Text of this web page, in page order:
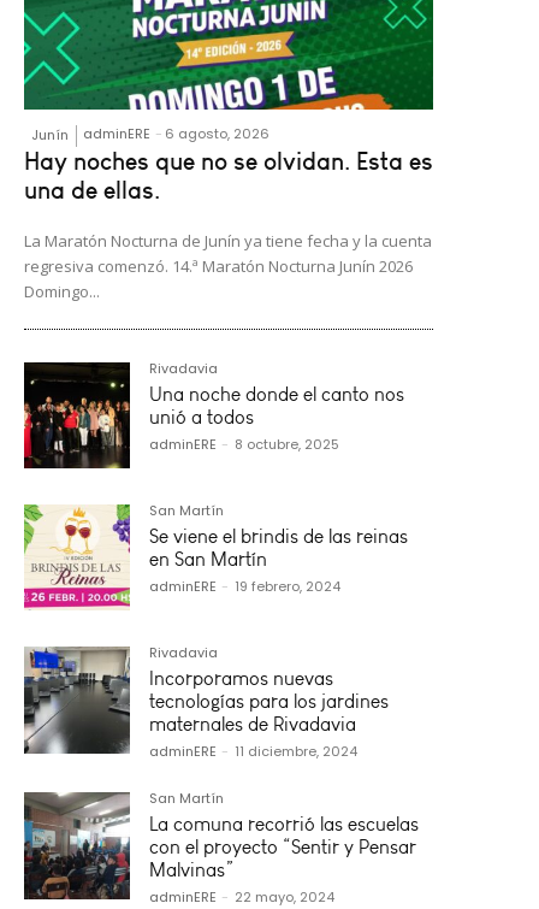
Junín adminERE - 6 agosto, 2026
Hay noches que no se olvidan. Esta es
una de ellas.
La Maratón Nocturna de Junín ya tiene fecha y la cuenta
regresiva comenzó. 14.ª Maratón Nocturna Junín 2026
Domingo...
Rivadavia
Una noche donde el canto nos
unió a todos
adminERE - 8 octubre, 2025
San Martín
Se viene el brindis de las reinas
en San Martín
adminERE - 19 febrero, 2024
Rivadavia
Incorporamos nuevas
tecnologías para los jardines
maternales de Rivadavia
adminERE - 11 diciembre, 2024
San Martín
La comuna recorrió las escuelas
con el proyecto “Sentir y Pensar
Malvinas”
adminERE - 22 mayo, 2024